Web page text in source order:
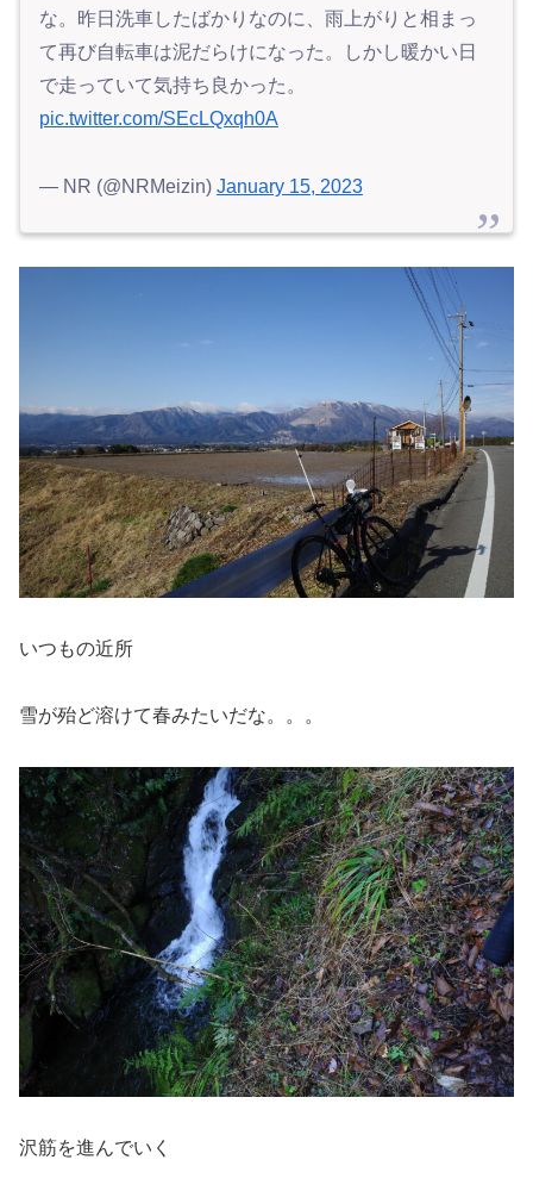
な。昨日洗車したばかりなのに、雨上がりと相まっ
て再び自転車は泥だらけになった。しかし暖かい日
で走っていて気持ち良かった。
pic.twitter.com/SEcLQxqh0A
— NR (@NRMeizin) January 15, 2023
いつもの近所
雪が殆ど溶けて春みたいだな。。。
沢筋を進んでいく